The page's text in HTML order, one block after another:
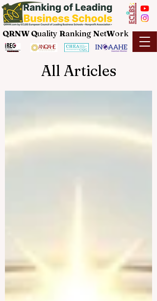
QRNW Quality Ranking NetWork
All Articles